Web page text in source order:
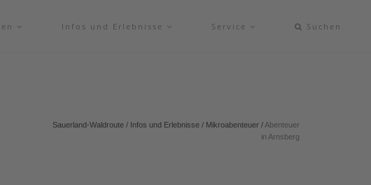
Infos und Erlebnisse Service Suchen
Sauerland-Waldroute / Infos und Erlebnisse / Mikroabenteuer / Abenteuer
in Arnsberg